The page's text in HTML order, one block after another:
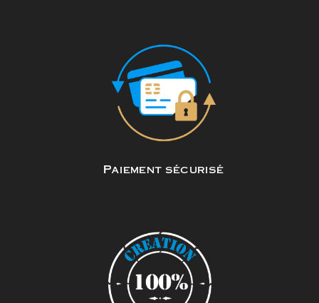
Paiement sécurisé